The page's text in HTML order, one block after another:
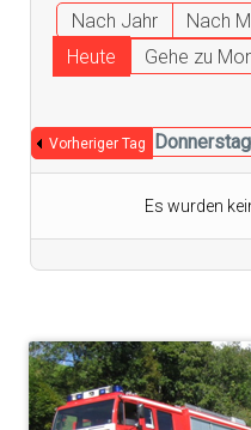
Nach Jahr Nach
Heute
Gehe zu
Vorheriger Tag
Es wurden